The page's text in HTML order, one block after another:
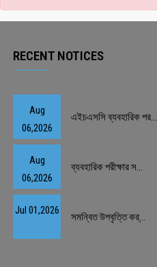
RECENT NOTICES
Aug
06,2026
এইচএসসি ব্যবহারিক পর...
Aug
06,2026
ব্যবহারিক পরীক্ষার স...
Jul 01,2026
সমন্বিত উপবৃত্তি কর্...